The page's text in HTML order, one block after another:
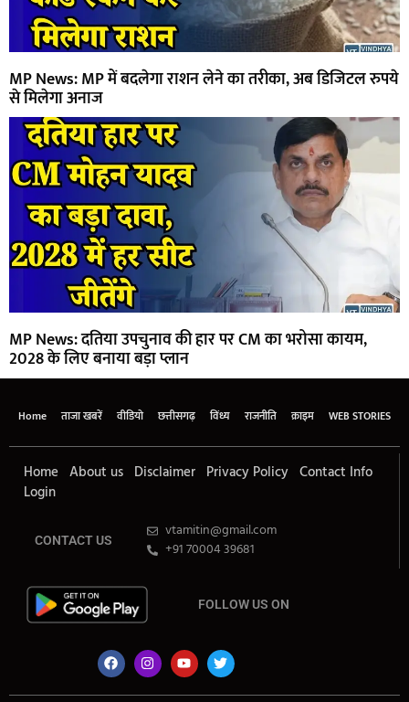
MP News: MP में बदलेगा राशन लेने का तरीका, अब डिजिटल रुपये
से मिलेगा अनाज
MP News: दतिया उपचुनाव की हार पर CM का भरोसा कायम,
2028 के लिए बनाया बड़ा प्लान
Home ताजा खबरें वीडियो छत्तीसगढ़ विंध्य राजनीति क्राइम WEB STORIES
Home About us Disclaimer Privacy Policy Contact Info
Login
CONTACT US
vtamitin@gmail.com
+91 70004 39681
FOLLOW US ON